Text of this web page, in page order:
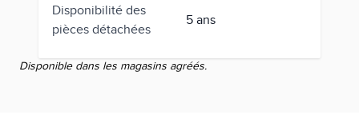
Disponibilité des
pièces détachées
5 ans
Disponible dans les magasins agréés.